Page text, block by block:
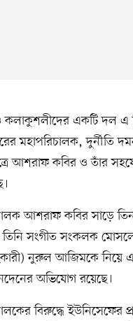
ও কলাকুশলীদের একটি দল
মহাপরিচালক, দুর্নীতি
আশরাফ কবির ও তাঁর
আশরাফ কবির সাড়ে
তিনি সংগীত সংকলক
নুরুল আজিমকে নিয়ে
অভিযোগ রয়েছে।
বিরুদ্ধে ইউনিসেফের